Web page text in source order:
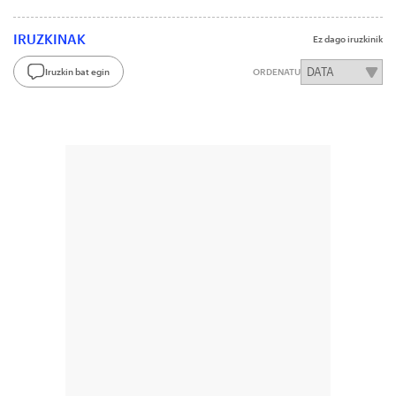
IRUZKINAK Ez dago iruzkinik
Iruzkin bat egin ORDENATU